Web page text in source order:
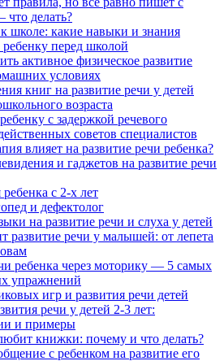
делать?
школе: какие навыки и знания
перед школой
активное физическое развитие
условиях
книг на развитие речи у детей
возраста
с задержкой речевого
советов специалистов
влияет на развитие речи ребенка?
и гаджетов на развитие речи
с 2-х лет
и дефектолог
на развитие речи и слуха у детей
развитие речи у малышей: от лепета
ребенка через моторику — 5 самых
упражнений
игр и развития речи детей
речи у детей 2-3 лет:
и примеры
книжки: почему и что делать?
с ребенком на развитие его